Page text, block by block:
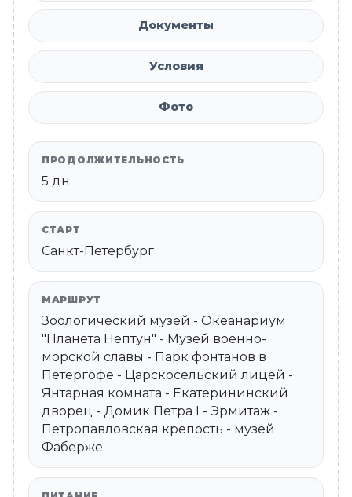
Документы
Условия
Фото
ПРОДОЛЖИТЕЛЬНОСТЬ
5 дн.
СТАРТ
Санкт-Петербург
МАРШРУТ
Зоологический музей - Океанариум
"Планета Нептун" - Музей военно-
морской славы - Парк фонтанов в
Петергофе - Царскосельский лицей -
Янтарная комната - Екатерининский
дворец - Домик Петра I - Эрмитаж -
Петропавловская крепость - музей
Фаберже